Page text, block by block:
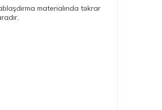
materialında təkrar